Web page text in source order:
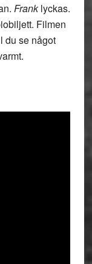
Franklyckas.
Filmen
du se något